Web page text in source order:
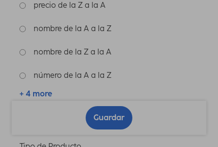
precio de la Z a la A
nombre de la A a la Z
nombre de la Z a la A
número de la A a la Z
+ 4 more
Guardar